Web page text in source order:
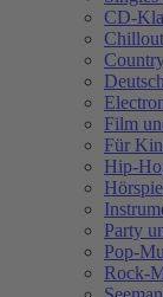
CD-
Film
Für
Hip-
Party
Pop-
Rock-